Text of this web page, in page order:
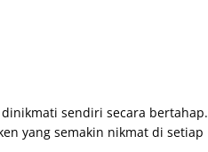
sendiri secara bertahap.
yang semakin nikmat di setiap